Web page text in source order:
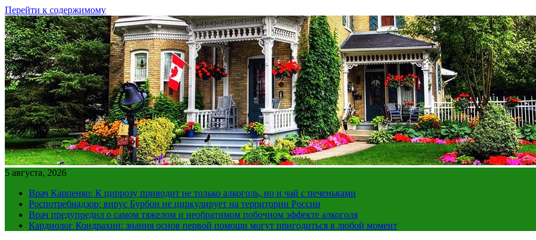
Перейти к содержимому
5 августа, 2026
Врач Карпенко: К циррозу приводит не только алкоголь, но и чай с печеньками
Роспотребнадзор: вирус Бурбон не циркулирует на территории России
Врач предупредил о самом тяжелом и необратимом побочном эффекте алкоголя
Кардиолог Кондрахин: знания основ первой помощи могут пригодиться в любой момент